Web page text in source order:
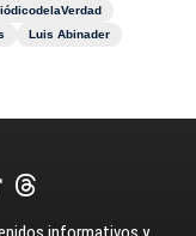
Luis Abinader